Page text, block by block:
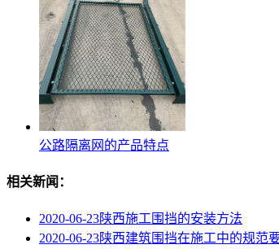
公路隔离网的产品特点
相关新闻：
2020-06-23陕西施工围挡的安装方法
2020-06-23陕西建筑围挡在施工中的规范